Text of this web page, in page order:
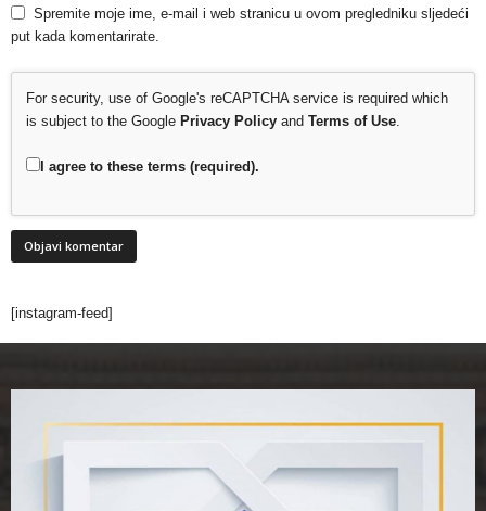
Spremite moje ime, e-mail i web stranicu u ovom pregledniku sljedeći
put kada komentarirate.
For security, use of Google's reCAPTCHA service is required which
is subject to the Google Privacy Policy and Terms of Use.
I agree to these terms (required).
[instagram-feed]